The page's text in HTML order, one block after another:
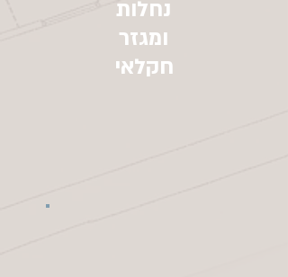
נחלות
ומגזר
חקלאי